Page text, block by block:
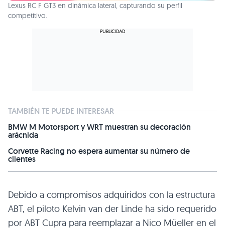
Lexus RC F GT3 en dinámica lateral, capturando su perfil
competitivo.
TAMBIÉN TE PUEDE INTERESAR
BMW M Motorsport y WRT muestran su decoración
arácnida
Corvette Racing no espera aumentar su número de
clientes
Debido a compromisos adquiridos con la estructura
ABT, el piloto Kelvin van der Linde ha sido requerido
por ABT Cupra para reemplazar a Nico Müeller en el